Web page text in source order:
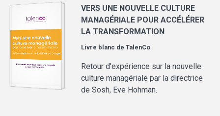
VERS UNE NOUVELLE CULTURE
MANAGÉRIALE POUR ACCÉLÉRER
LA TRANSFORMATION
Livre blanc deTalenCo
Retour d'expérience sur la nouvelle
culture managériale par la directrice
de Sosh, Eve Hohman.